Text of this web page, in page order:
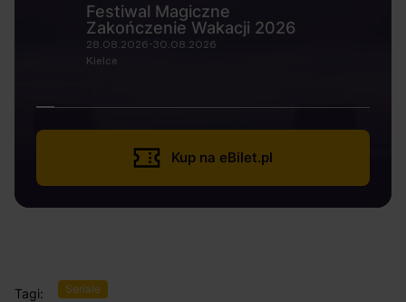
Festiwal Magiczne
Zakończenie Wakacji 2026
28.08.2026-30.08.2026
Kielce
Kup na eBilet.pl
Tagi: Seriale